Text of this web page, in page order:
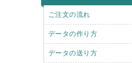
r
ご注文の流れ
データの作り方
データの送り方